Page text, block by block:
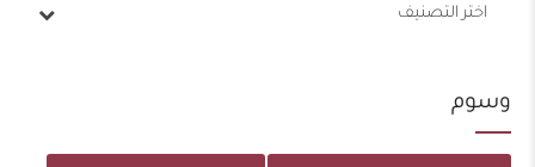
اختر التصنيف
وسوم